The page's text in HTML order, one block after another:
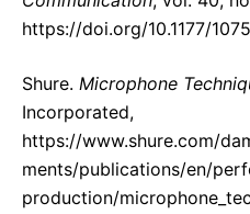
https://doi.org/10.1177/
Shure. Microphone
Incorporated,
https://www.shure.com/
ments/publications/en/
production/